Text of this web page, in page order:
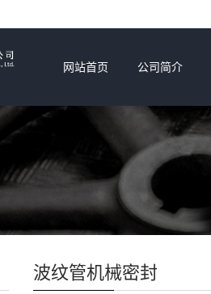
网站首页 公司简介
波纹管机械密封